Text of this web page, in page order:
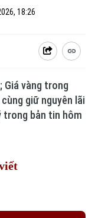
18:26
Giá vàng trong
giữ nguyên lãi
trong bản tin hôm